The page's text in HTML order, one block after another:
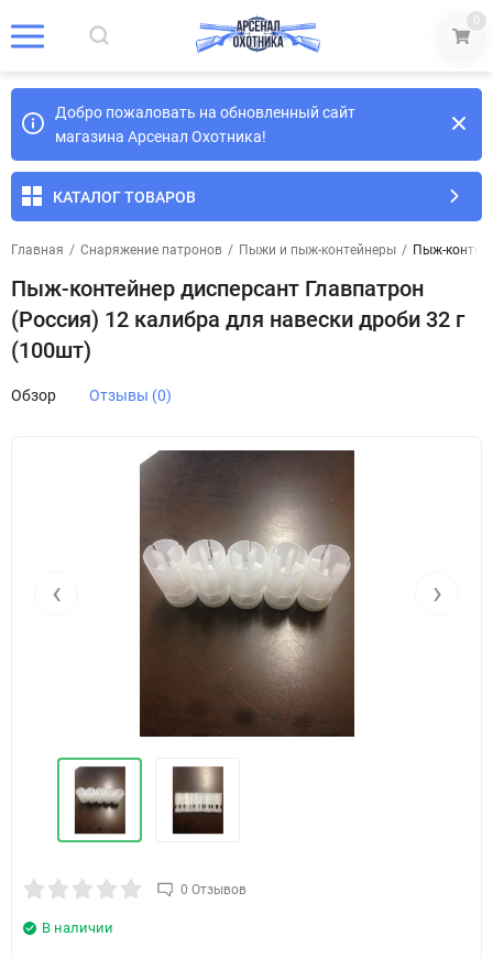
0
Добро пожаловать на обновленный сайт
магазина Арсенал Охотника!
КАТАЛОГ ТОВАРОВ
Главная / Снаряжение патронов / Пыжи и пыж-контейнеры / Пыж-
Пыж-контейнер дисперсант Главпатрон
(Россия) 12 калибра для навески дроби 32 г
(100шт)
Обзор Отзывы (0)
‹ ›
0 Отзывов
В наличии